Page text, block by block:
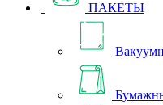
ПАКЕТЫ